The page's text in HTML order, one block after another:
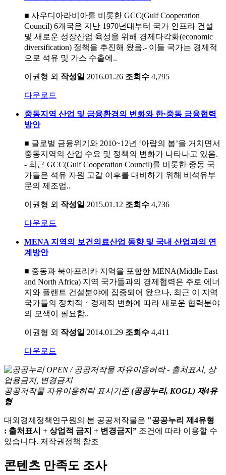
■ 사우디아라비아를 비롯한 GCC(Gulf Cooperation
Council) 6개국은 지난 1970년대부터 국가 인프라 건설
및 새로운 성장산업 육성을 위해 경제다각화(economic
diversification) 정책을 추진해 왔음.- 이들 국가는 경제적
으로 석유 및 가스 수출에..
이권형 외 작성일 2016.01.26 조회수 4,795
다운로드
중동지역 산업 및 금융환경의 변화와 한·중동 금융협력
방안
■ 글로벌 금융위기와 2010~12년 ‘아랍의 봄’을 거치면서
중동지역의 산업 수요 및 정책의 변화가 나타나고 있음.
- 최근 GCC(Gulf Cooperation Council)를 비롯한 중동 국
가들은 석유 자원 고갈 이후를 대비하기 위해 비석유부
문의 제조업..
이권형 외 작성일 2015.01.12 조회수 4,736
다운로드
MENA 지역의 보건의료산업 동향 및 국내 산업과의 연
계방안
■ 중동과 북아프리카 지역을 포함한 MENA(Middle East
and North Africa) 지역 국가들과의 경제협력은 주로 에너
지와 플랜트 건설분야에 집중되어 왔으나, 최근 이 지역
국가들의 정치적ㆍ경제적 변화에 따라 새로운 협력분야
의 모색이 필요함..
이권형 외 작성일 2014.01.29 조회수 4,411
다운로드
공공저작물 자유이용허락 표시기준 (공공누리, KOGL) 제4유
형
대외경제정책연구원의 본 공공저작물은 "공공누리 제4유형
: 출처표시 + 상업적 금지 + 변경금지” 조건에 따라 이용할 수
있습니다. 저작권정책 참조
콘텐츠 만족도 조사